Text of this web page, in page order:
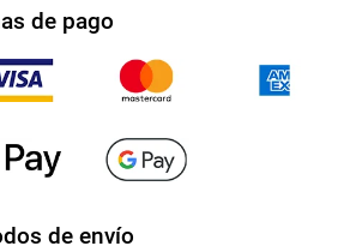
de pago
de envío